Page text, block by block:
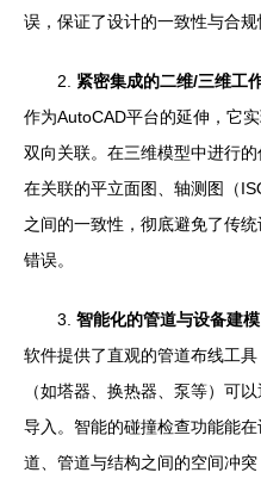
误，保证了设计的一致性与合规
2. 紧密集成的二维/三维工
作为AutoCAD平台的延伸，它
双向关联。在三维模型中进行
在关联的平立面图、轴测图（
之间的一致性，彻底避免了传
错误。
3. 智能化的管道与设备建模
软件提供了直观的管道布线工
（如塔器、换热器、泵等）可
导入。智能的碰撞检查功能能
道、管道与结构之间的空间冲